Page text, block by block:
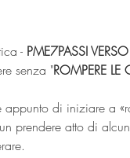
- PME7PASSI
senza "ROMPERE LE
appunto di iniziare a
prendere atto di